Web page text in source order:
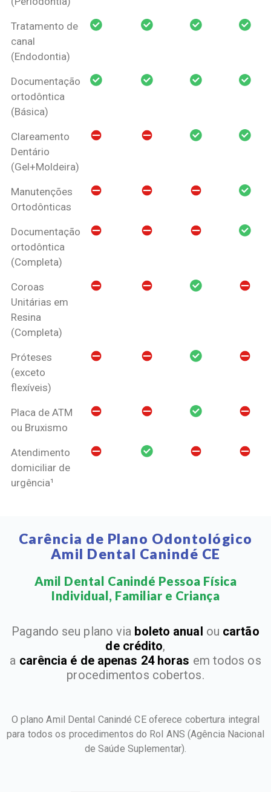
Tratamento de
canal
(Endodontia)
Documentação
ortodôntica
(Básica)
Clareamento
Dentário
(Gel+Moldeira)
Manutenções
Ortodônticas
Documentação
ortodôntica
(Completa)
Coroas
Unitárias em
Resina
(Completa)
Próteses
(exceto
flexíveis)
Placa de ATM
ou Bruxismo
Atendimento
domiciliar de
urgência¹
Carência de Plano Odontológico
Amil Dental Canindé CE
Amil Dental Canindé Pessoa Física
Individual, Familiar e Criança​
Pagando seu plano via boleto anual ou cartão
de crédito,
a carência é de apenas 24 horas em todos os
procedimentos cobertos.
O plano Amil Dental Canindé CE oferece cobertura integral
para todos os procedimentos do Rol ANS(Agência Nacional
de Saúde Suplementar).